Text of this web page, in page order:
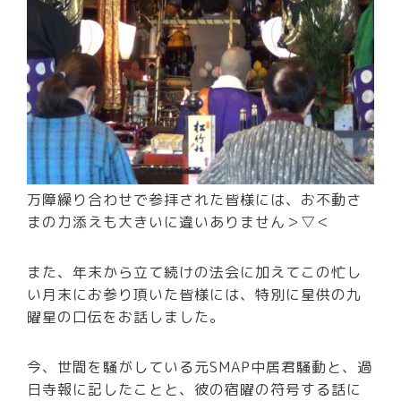
万障繰り合わせで参拝された皆様には、お不動さ
まの力添えも大きいに違いありません＞▽＜
また、年末から立て続けの法会に加えてこの忙し
い月末にお参り頂いた皆様には、特別に星供の九
曜星の口伝をお話しました。
今、世間を騒がしている元SMAP中居君騒動と、過
日寺報に記したことと、彼の宿曜の符号する話に